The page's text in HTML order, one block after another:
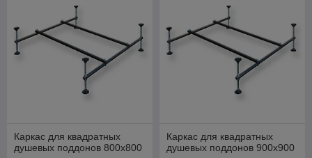
Каркас для квадратных
душевых поддонов 800х800
Каркас для квадратных
душевых поддонов 900х900